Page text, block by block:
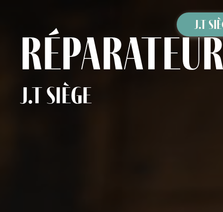
J.T
réparateur
J.T Siège